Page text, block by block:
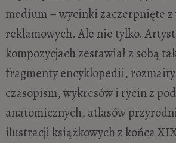
medium – wycinki zaczerpnięte
reklamowych. Ale nie tylko.
kompozycjach zestawiał z sobą
fragmenty encyklopedii,
czasopism, wykresów i rycin z
anatomicznych, atlasów
ilustracji książkowych z końca